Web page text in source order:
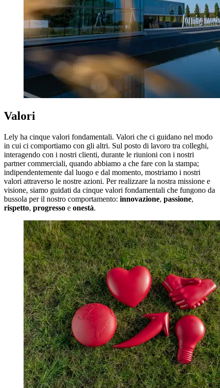
Valori
Lely ha cinque valori fondamentali. Valori che ci guidano nel modo
in cui ci comportiamo con gli altri. Sul posto di lavoro tra colleghi,
interagendo con i nostri clienti, durante le riunioni con i nostri
partner commerciali, quando abbiamo a che fare con la stampa;
indipendentemente dal luogo e dal momento, mostriamo i nostri
valori attraverso le nostre azioni. Per realizzare la nostra missione e
visione, siamo guidati da cinque valori fondamentali che fungono da
bussola per il nostro comportamento: innovazione, passione,
rispetto, progresso e onestà.